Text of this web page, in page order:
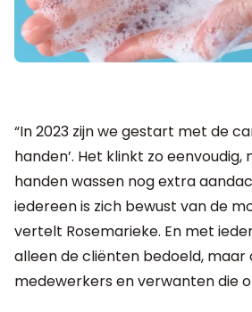
“In 2023 zijn we gestart met de
handen’. Het klinkt zo
handen wassen nog extra
iedereen is zich bewust van de
vertelt Rosemarieke. En met
alleen de cliënten bedoeld, maar
medewerkers en verwanten die